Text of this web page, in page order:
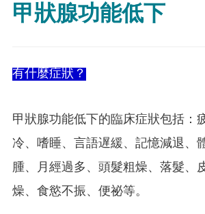
甲狀腺功能低下
有什麼症狀？
甲狀腺功能低下的臨床症狀包括：
冷、嗜睡、言語遅緩、記憶減退、
腫、月經過多、頭髮粗燥、落髮、
燥、食慾不振、便祕等。